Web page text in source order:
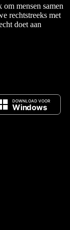
mensen samen
rechtstreeks met
doet aan